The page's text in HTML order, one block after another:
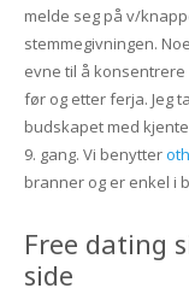
melde seg på v/
stemmegivningen.
evne til å
før og etter ferja. Jeg
budskapet med
9. gang. Vi benytter
branner og er enkel i
Free dating
side